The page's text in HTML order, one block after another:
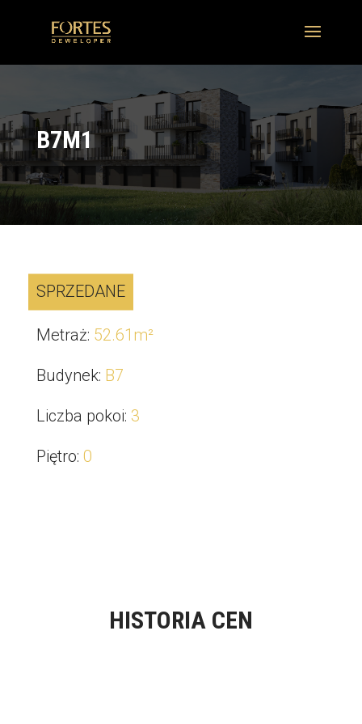
B7M1
SPRZEDANE
Metraż: 52.61 m²
Budynek: B7
Liczba pokoi: 3
Piętro: 0
HISTORIA CEN